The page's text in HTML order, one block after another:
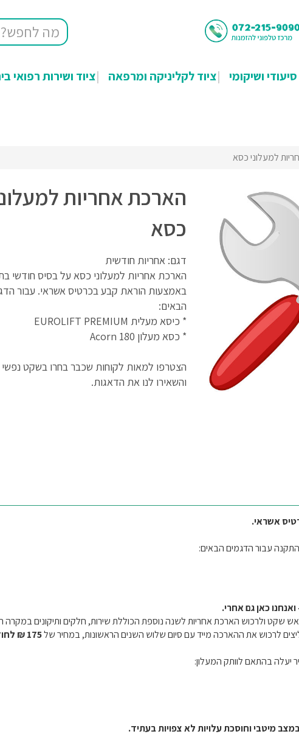
ושיקומי ציוד לקליניקה ומרפאה ציוד ושירות רפואי
למעלוני כסא
הארכת אחריות
כסא
דגם: אחריות חודשית
הארכת אחריות למעלוני כסא על בסיס חודשי
באמצעות הוראת קבע בכרטיס אשראי. עבור
הבאים:
* כיסא מעלית EUROLIFT PREMIUM
* כסא מעלון Acorn 180
הצטרפו למאות לקוחות שכבר בחרו בשקט
והשאירו לנו את הדאגות.
אשראי.
עבור הדגמים הבאים:
שקט ולרכוש הארכת אחריות לשנה נוספת הכוללת שירות, חלקים ותיקונים במקרה
לרכוש את ההארכה מייד עם סיום שלוש השנים הראשונות, במחיר של175 ₪ לחודש בלבד.
יעלה בהתאם לוותק המעלון:
מיטבי וחוסכת עלויות לא צפויות בעתיד.